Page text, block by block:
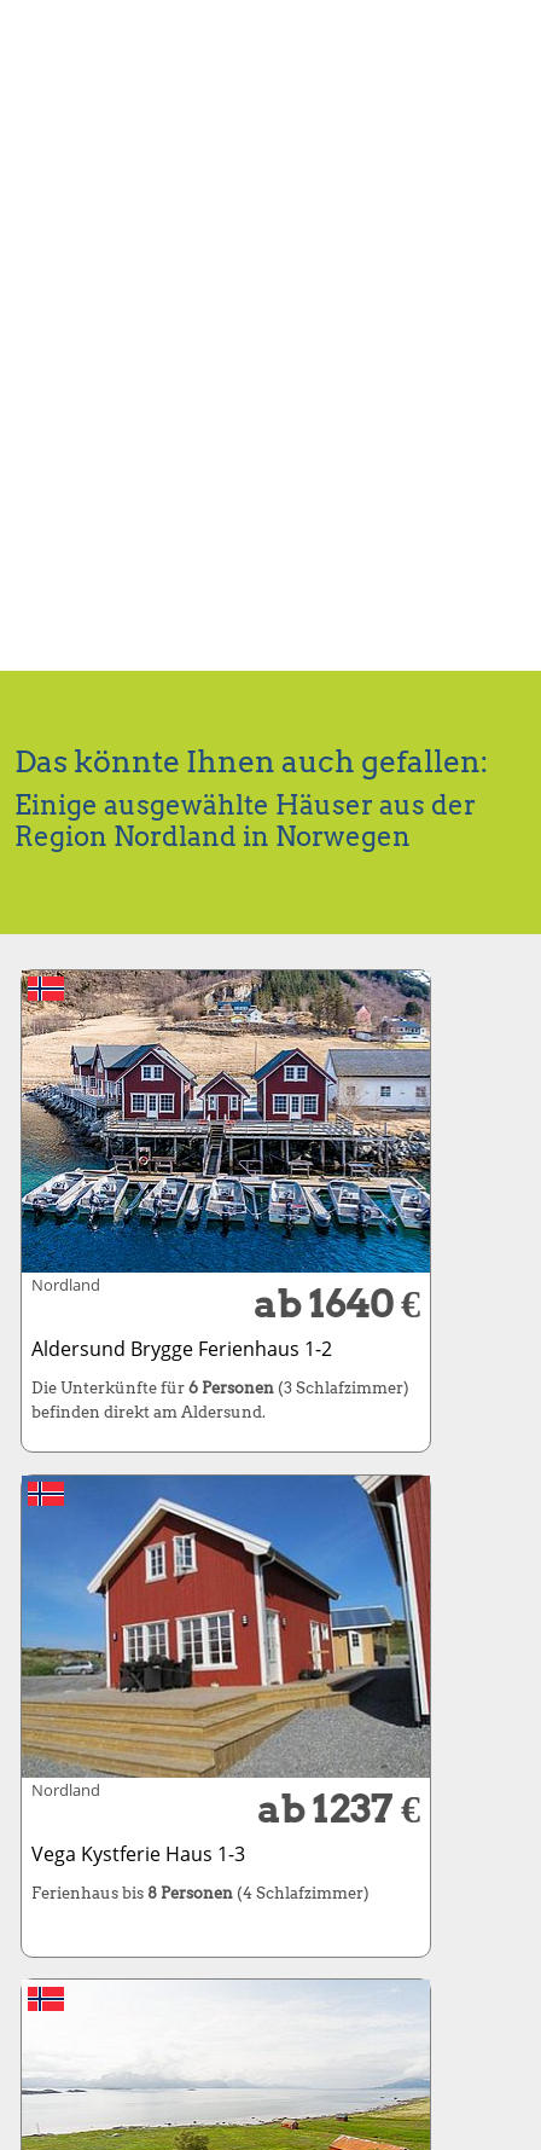
Das könnte Ihnen auch gefallen:
Einige ausgewählte Häuser aus der
Region Nordland in Norwegen
Nordland ab 1640 €
Aldersund Brygge Ferienhaus 1-2
Die Unterkünfte für 6 Personen (3 Schlafzimmer)
befinden direkt am Aldersund.
Nordland ab 1237 €
Vega Kystferie Haus 1-3
Ferienhaus bis 8 Personen(4 Schlafzimmer)